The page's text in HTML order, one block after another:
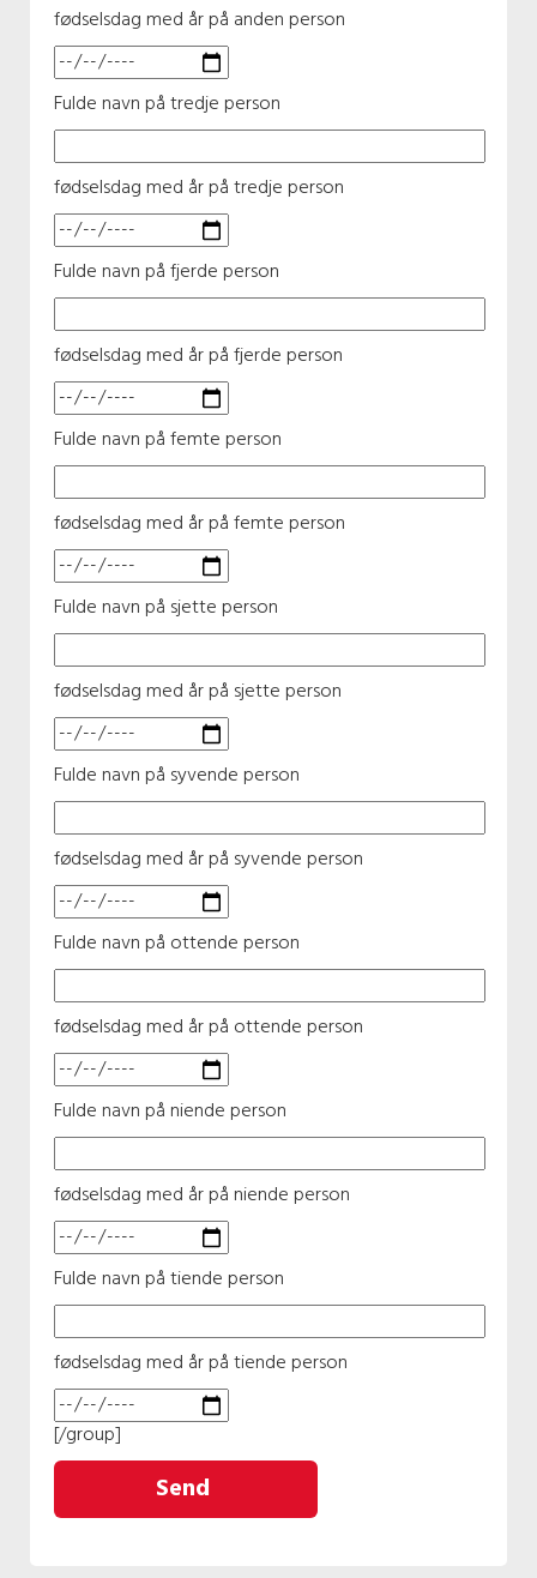
fødselsdag med år på anden person
Fulde navn på tredje person
fødselsdag med år på tredje person
Fulde navn på fjerde person
fødselsdag med år på fjerde person
Fulde navn på femte person
fødselsdag med år på femte person
Fulde navn på sjette person
fødselsdag med år på sjette person
Fulde navn på syvende person
fødselsdag med år på syvende person
Fulde navn på ottende person
fødselsdag med år på ottende person
Fulde navn på niende person
fødselsdag med år på niende person
Fulde navn på tiende person
fødselsdag med år på tiende person
[/group]